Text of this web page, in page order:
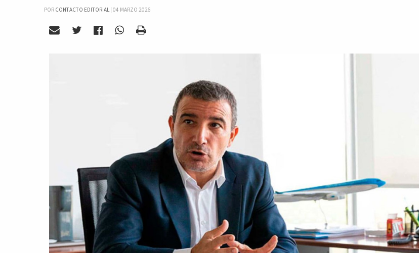
POR CONTACTO EDITORIAL | 04 MARZO 2026